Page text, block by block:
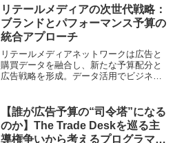
略、未来のトレンドまで、事例を交えな
がら分かりやすくご紹介します。顧客満
足度と売上向上の鍵を握る、最新マーケ
ティング手法を学びましょう
リテールメディアの次世代戦略：
ブランドとパフォーマンス予算の
統合アプローチ
リテールメディアネットワークは広告と
購買データを融合し、新たな予算配分と
広告戦略を形成。データ活用でビジネス
【誰が広告予算の“司令塔”になる
のか】The Trade Deskを巡る主
導権争いから考えるプログラマテ